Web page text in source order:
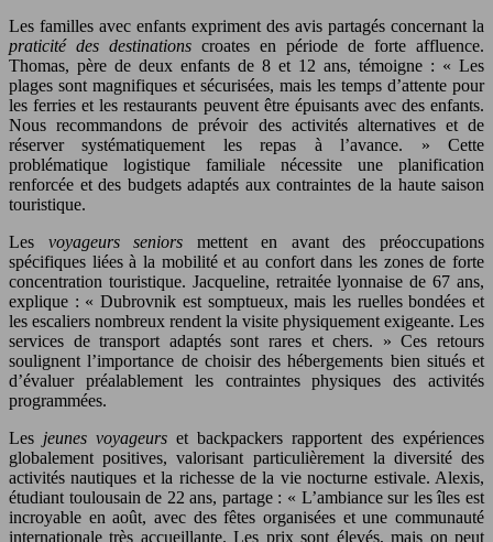
Les familles avec enfants expriment des avis partagés concernant la
praticité des destinations croates en période de forte affluence.
Thomas, père de deux enfants de 8 et 12 ans, témoigne : « Les
plages sont magnifiques et sécurisées, mais les temps d’attente pour
les ferries et les restaurants peuvent être épuisants avec des enfants.
Nous recommandons de prévoir des activités alternatives et de
réserver systématiquement les repas à l’avance. » Cette
problématique logistique familiale nécessite une planification
renforcée et des budgets adaptés aux contraintes de la haute saison
touristique.
Les voyageurs seniors mettent en avant des préoccupations
spécifiques liées à la mobilité et au confort dans les zones de forte
concentration touristique. Jacqueline, retraitée lyonnaise de 67 ans,
explique : « Dubrovnik est somptueux, mais les ruelles bondées et
les escaliers nombreux rendent la visite physiquement exigeante. Les
services de transport adaptés sont rares et chers. » Ces retours
soulignent l’importance de choisir des hébergements bien situés et
d’évaluer préalablement les contraintes physiques des activités
programmées.
Les jeunes voyageurs et backpackers rapportent des expériences
globalement positives, valorisant particulièrement la diversité des
activités nautiques et la richesse de la vie nocturne estivale. Alexis,
étudiant toulousain de 22 ans, partage : « L’ambiance sur les îles est
incroyable en août, avec des fêtes organisées et une communauté
internationale très accueillante. Les prix sont élevés, mais on peut